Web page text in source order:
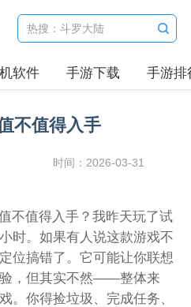
软件 手游下载 手游排
不值得入手
时间：2026-03-31
不值得入手？我昨天玩了试
时。如果有人说这款游戏不
位搞错了。它可能让你联想
，但其实不然——整体来
。你得捡垃圾、完成任务、